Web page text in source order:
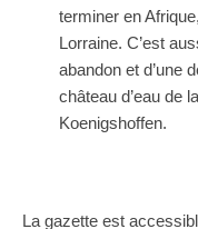
terminer en
Lorraine. C’est
abandon et d’une
château d’eau de
Koenigshoffen.
La gazette est